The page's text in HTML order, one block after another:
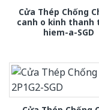
Cửa Thép Chống
canh o kinh thanh
hiem-a-SGD